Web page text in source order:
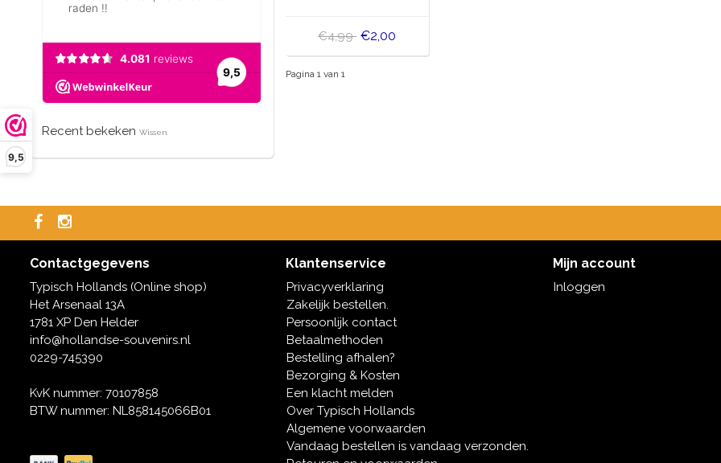
9,5
Recent bekeken Wissen
€4,99 €2,00
Pagina 1 van 1
Contactgegevens
Typisch Hollands (Online shop)
Het Arsenaal 13A
1781 XP Den Helder
info@hollandse-souvenirs.nl
0229-745390
KvK nummer: 70107858
BTW nummer: NL858145066B01
Klantenservice
Privacyverklaring
Zakelijk bestellen.
Persoonlijk contact
Betaalmethoden
Bestelling afhalen?
Bezorging & Kosten
Een klacht melden
Over Typisch Hollands
Algemene voorwaarden
Vandaag bestellen is vandaag verzonden.
Mijn account
Inloggen